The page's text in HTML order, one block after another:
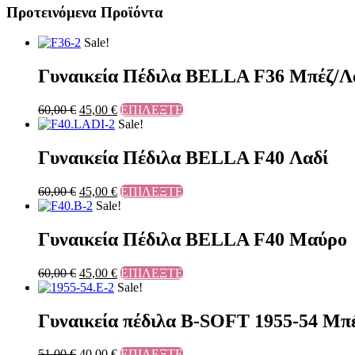
Προτεινόμενα Προϊόντα
Sale!
Γυναικεία Πέδιλα BELLA F36 Μπέζ/
60,00€ 45,00 € ΕΠΙΛΕΞΤΕ
Sale!
Γυναικεία Πέδιλα BELLA F40 Λαδί
60,00€ 45,00 € ΕΠΙΛΕΞΤΕ
Sale!
Γυναικεία Πέδιλα BELLA F40 Μαύρο
60,00€ 45,00 € ΕΠΙΛΕΞΤΕ
Sale!
Γυναικεία πέδιλα B-SOFT 1955-54